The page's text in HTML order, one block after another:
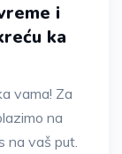
i
ka
vama! Za
na
na vaš put.